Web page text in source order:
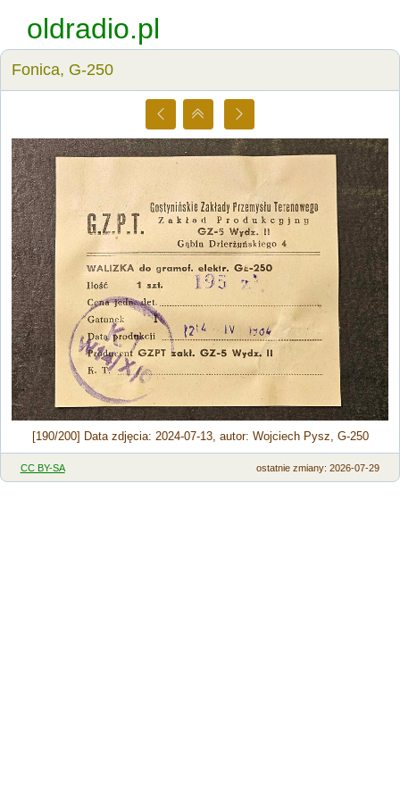
oldradio.pl
Fonica, G-250
[190/200] Data zdjęcia: 2024-07-13, autor: Wojciech Pysz, G-250
CC BY-SA ostatnie zmiany: 2026-07-29